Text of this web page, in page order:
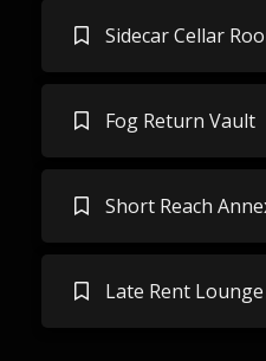
Sidecar Cellar
Fog Return Vault
Short Reach
Late Rent